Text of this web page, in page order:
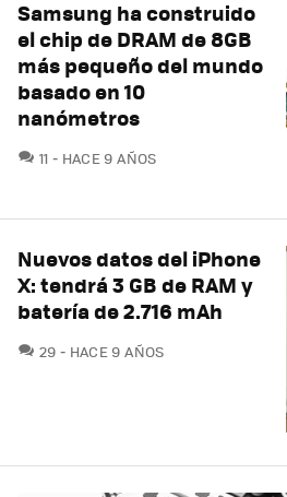
Samsung ha construido
el chip de DRAM de 8GB
más pequeño del mundo
basado en 10
nanómetros
11 COMENTARIOS
HACE 9 AÑOS
Nuevos datos del iPhone
X: tendrá 3 GB de RAM y
batería de 2.716 mAh
29 COMENTARIOS
HACE 9 AÑOS